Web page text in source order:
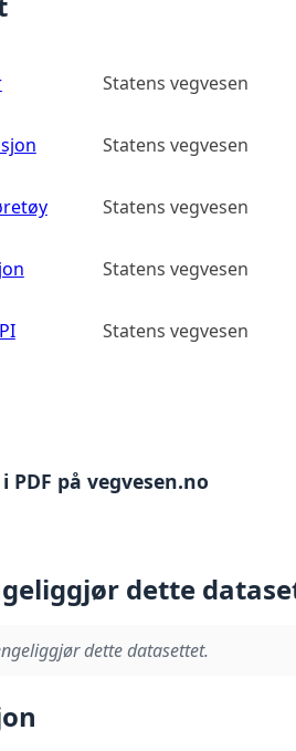
Statens vegvesen
Statens vegvesen
Statens vegvesen
Statens vegvesen
Statens vegvesen
på vegvesen.no
dette
dette datasettet.